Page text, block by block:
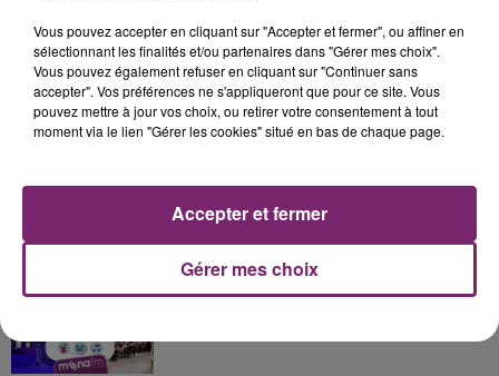
La Bulle - Guinguette éphémère
de Frelinghien !
Vous pouvez accepter en cliquant sur "Accepter et fermer", ou affiner en
sélectionnant les finalités et/ou partenaires dans "Gérer mes choix".
Vous pouvez également refuser en cliquant sur "Continuer sans
accepter". Vos préférences ne s'appliqueront que pour ce site. Vous
pouvez mettre à jour vos choix, ou retirer votre consentement à tout
moment via le lien "Gérer les cookies" situé en bas de chaque page.
Gérer mes choix
Accepter et fermer